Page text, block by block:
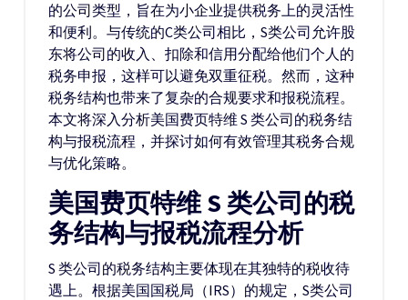
的公司类型，旨在为小企业提供税务上的灵活性
和便利。与传统的C类公司相比，S类公司允许股
东将公司的收入、扣除和信用分配给他们个人的
税务申报，这样可以避免双重征税。然而，这种
税务结构也带来了复杂的合规要求和报税流程。
本文将深入分析美国费页特维 S 类公司的税务结
构与报税流程，并探讨如何有效管理其税务合规
与优化策略。
美国费页特维 S 类公司的税
务结构与报税流程分析
S 类公司的税务结构主要体现在其独特的税收待
遇上。根据美国国税局（IRS）的规定，S类公司